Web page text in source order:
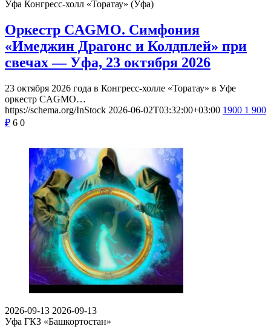
Уфа Конгресс-холл «Торатау» (Уфа)
Оркестр CAGMO. Симфония
«Имеджин Драгонс и Колдплей» при
свечах — Уфа, 23 октября 2026
23 октября 2026 года в Конгресс-холле «Торатау» в Уфе
оркестр CAGMO…
https://schema.org/InStock 2026-06-02T03:32:00+03:00 1900 1 900
₽ 6 0
2026-09-13 2026-09-13
Уфа ГКЗ «Башкортостан»